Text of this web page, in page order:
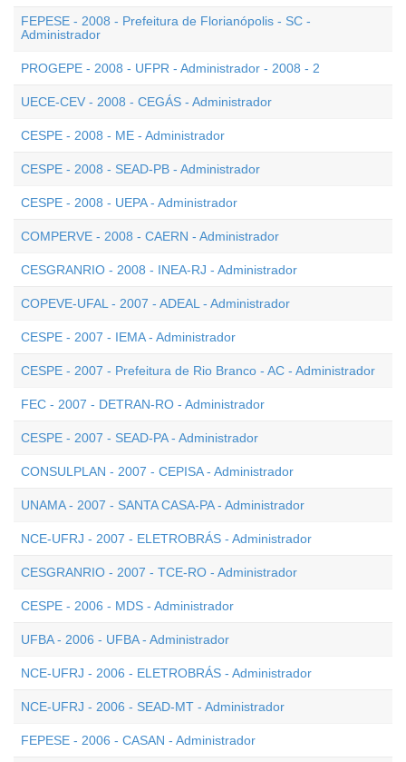
FEPESE - 2008 - Prefeitura de Florianópolis - SC -
Administrador
PROGEPE - 2008 - UFPR - Administrador - 2008 - 2
UECE-CEV - 2008 - CEGÁS - Administrador
CESPE - 2008 - ME - Administrador
CESPE - 2008 - SEAD-PB - Administrador
CESPE - 2008 - UEPA - Administrador
COMPERVE - 2008 - CAERN - Administrador
CESGRANRIO - 2008 - INEA-RJ - Administrador
COPEVE-UFAL - 2007 - ADEAL - Administrador
CESPE - 2007 - IEMA - Administrador
CESPE - 2007 - Prefeitura de Rio Branco - AC - Administrador
FEC - 2007 - DETRAN-RO - Administrador
CESPE - 2007 - SEAD-PA - Administrador
CONSULPLAN - 2007 - CEPISA - Administrador
UNAMA - 2007 - SANTA CASA-PA - Administrador
NCE-UFRJ - 2007 - ELETROBRÁS - Administrador
CESGRANRIO - 2007 - TCE-RO - Administrador
CESPE - 2006 - MDS - Administrador
UFBA - 2006 - UFBA - Administrador
NCE-UFRJ - 2006 - ELETROBRÁS - Administrador
NCE-UFRJ - 2006 - SEAD-MT - Administrador
FEPESE - 2006 - CASAN - Administrador